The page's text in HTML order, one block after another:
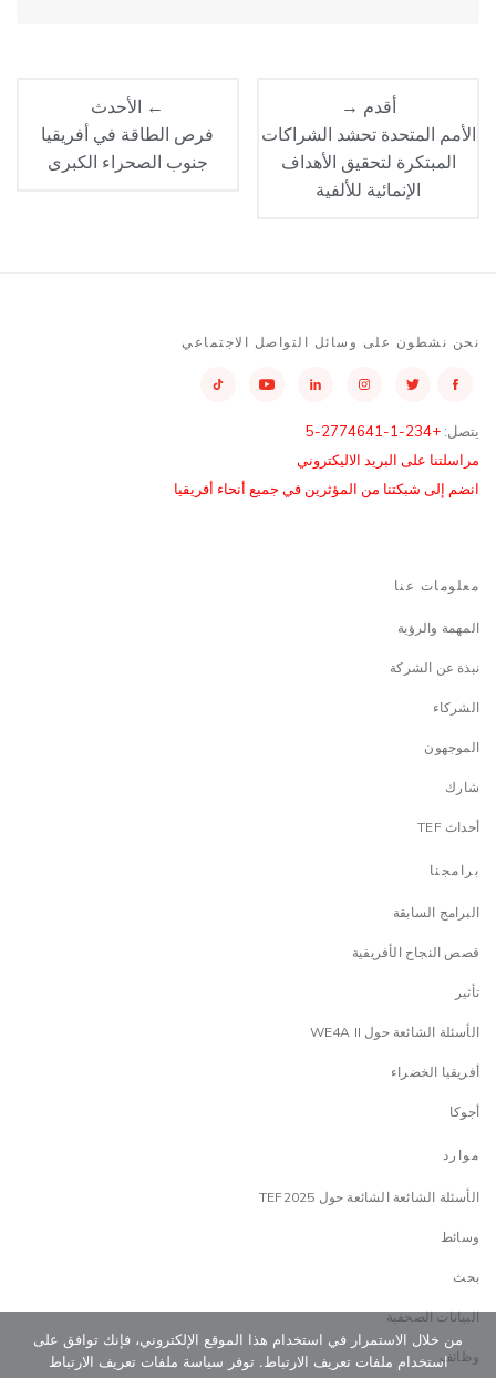
← الأحدث
فرص الطاقة في أفريقيا
جنوب الصحراء الكبرى
أقدم →
الأمم المتحدة تحشد الشراكات
المبتكرة لتحقيق الأهداف
الإنمائية للألفية
نحن نشطون على وسائل التواصل الاجتماعي
يتصل: +234-1-2774641-5
مراسلتنا على البريد الاليكتروني
انضم إلى شبكتنا من المؤثرين في جميع أنحاء أفريقيا
معلومات عنا
المهمة والرؤية
نبذة عن الشركة
الشركاء
الموجهون
شارك
أحداث TEF
برامجنا
البرامج السابقة
قصص النجاح الأفريقية
تأثير
الأسئلة الشائعة حول WE4A II
أفريقيا الخضراء
أجوكا
موارد
الأسئلة الشائعة الشائعة حول TEF2025
وسائط
بحث
البيانات الصحفية
وظائف
من خلال الاستمرار في استخدام هذا الموقع الإلكتروني، فإنك توافق على
استخدام ملفات تعريف الارتباط. توفر سياسة ملفات تعريف الارتباط